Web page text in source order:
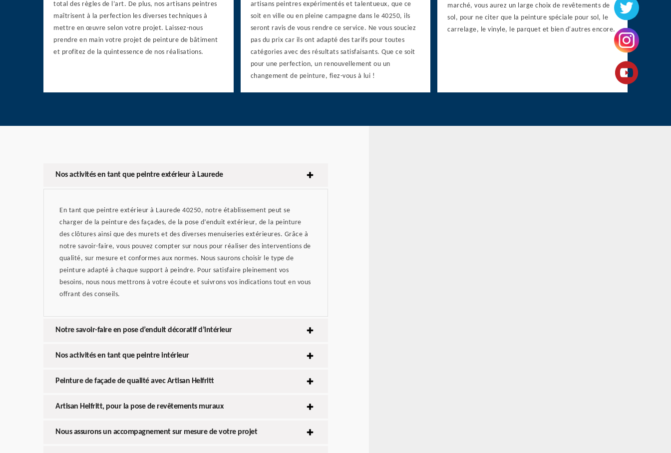
total des règles de l’art. De plus, nos artisans peintres
maîtrisent à la perfection les diverses techniques à
mettre en œuvre selon votre projet. Laissez-nous
prendre en main votre projet de peinture de bâtiment
et profitez de la quintessence de nos réalisations.
artisans peintres expérimentés et talentueux, que ce
soit en ville ou en pleine campagne dans le 40250, ils
seront ravis de vous rendre ce service. Ne vous souciez
pas du prix car ils ont adapté des tarifs pour toutes
catégories avec des résultats satisfaisants. Que ce soit
pour une perfection, un renouvellement ou un
changement de peinture, fiez-vous à lui !
marché, vous aurez un large choix de revêtements de
sol, pour ne citer que la peinture spéciale pour sol, le
carrelage, le vinyle, le parquet et bien d'autres encore.
Nos activités en tant que peintre extérieur à Laurede
En tant que peintre extérieur à Laurede 40250, notre établissement peut se
charger de la peinture des façades, de la pose d’enduit extérieur, de la peinture
des clôtures ainsi que des murets et des diverses menuiseries extérieures. Grâce à
notre savoir-faire, vous pouvez compter sur nous pour réaliser des interventions de
qualité, sur mesure et conformes aux normes. Nous saurons choisir le type de
peinture adapté à chaque support à peindre. Pour satisfaire pleinement vos
besoins, nous nous mettrons à votre écoute et suivrons vos indications tout en vous
offrant des conseils.
Notre savoir-faire en pose d’enduit décoratif d’intérieur
Nos activités en tant que peintre intérieur
Peinture de façade de qualité avec Artisan Helfritt
Artisan Helfritt, pour la pose de revêtements muraux
Nous assurons un accompagnement sur mesure de votre projet